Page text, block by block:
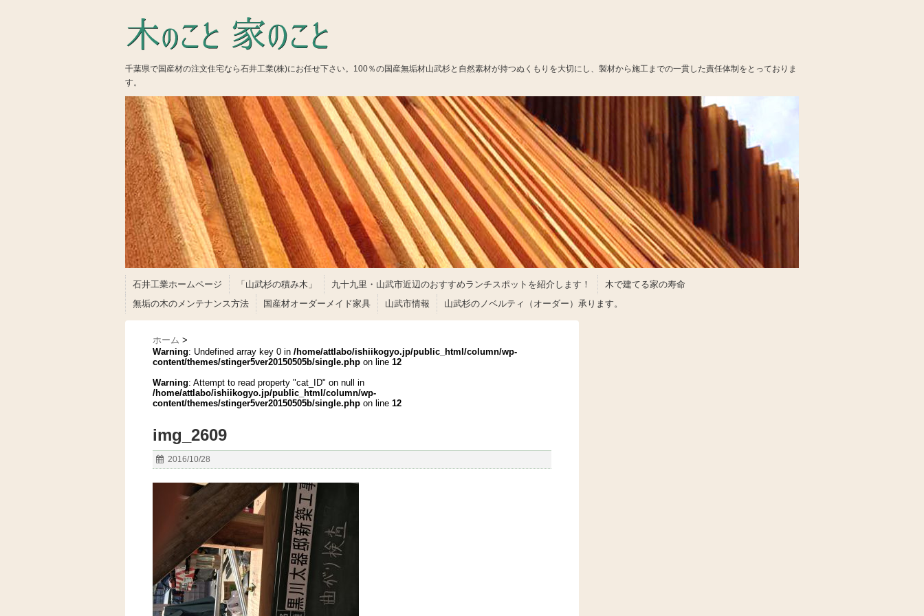
千葉県で国産材の注文住宅なら石井工業(株)にお任せ下さい。100％の国産無垢材山武杉と自然素材が持つぬくもりを大切にし、製材から施工までの一貫した責任体制をとっておりま
す。
石井工業ホームページ 「山武杉の積み木」 九十九里・山武市近辺のおすすめランチスポットを紹介します！
木で建てる家の寿命
無垢の木のメンテナンス方法
国産材オーダーメイド家具 山武市情報 山武杉のノベルティ（オーダー）承ります。
ホーム >
Warning: Undefined array key 0 in /home/attlabo/ishiikogyo.jp/public_html/column/wp-
content/themes/stinger5ver20150505b/single.php on line 12
Warning: Attempt to read property "cat_ID" on null in
/home/attlabo/ishiikogyo.jp/public_html/column/wp-
content/themes/stinger5ver20150505b/single.php on line 12
img_2609
2016/10/28